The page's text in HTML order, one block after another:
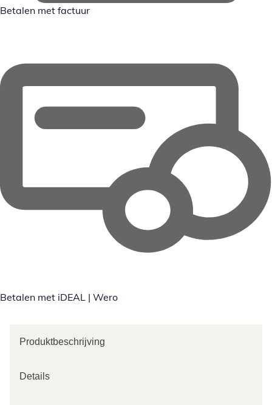
Betalen met factuur
Betalen met iDEAL | Wero
Produktbeschrijving
Details